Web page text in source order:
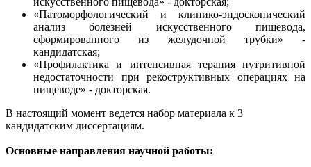
«Патоморфологический и клинико-эндоскопический
анализ болезней искусственного пищевода,
сформированного из желудочной трубки» -
кандидатская;
«Профилактика и интенсивная терапия нутритивной
недостаточности при рекоструктивных операциях на
пищеводе» - докторская.
В настоящий момент ведется набор материала к 3
кандидатским диссертациям.
Основные направления научной работы: